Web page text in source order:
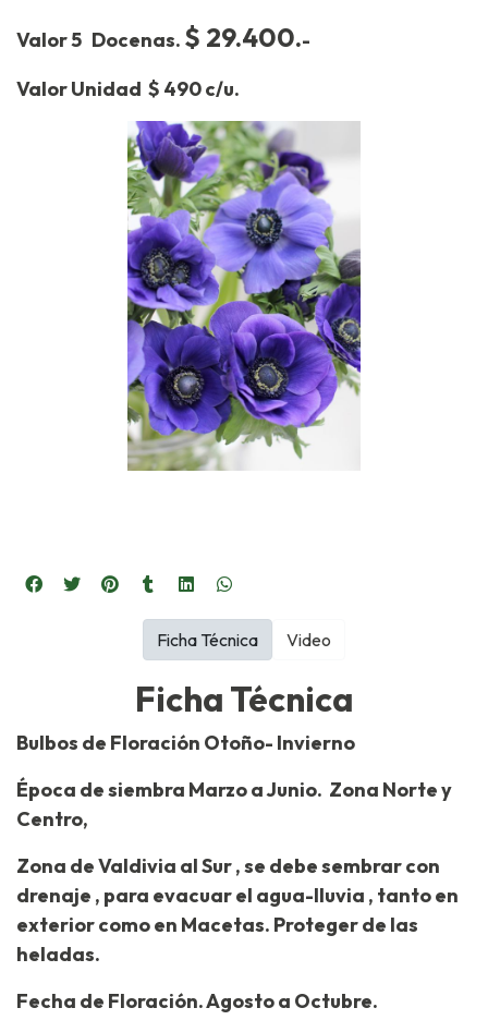
Valor 5 Docenas. $ 29.400.-
Valor Unidad $ 490 c/u.
Ficha Técnica
Bulbos de Floración Otoño- Invierno
Época de siembra Marzo a Junio. Zona Norte y
Centro,
Zona de Valdivia al Sur , se debe sembrar con
drenaje , para evacuar el agua-lluvia , tanto en
exterior como en Macetas. Proteger de las
heladas.
Fecha de Floración. Agosto a Octubre.
Ficha Técnica Video